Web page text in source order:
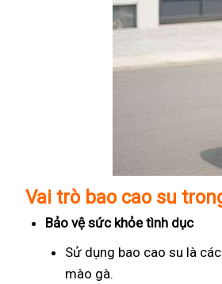
Vai trò bao cao su
Bảo vệ sức khỏe tình dục
Sử dụng bao cao su là
mào gà.